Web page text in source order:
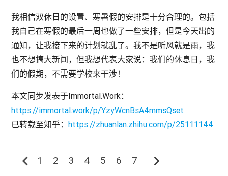
我相信双休日的设置、寒暑假的安排是十分合理的。包括
我自己在寒假的最后一周也做了一些安排，但是今天出的
通知，让我接下来的计划就乱了。我不是听风就是雨，我
也不想搞大新闻，但我想代表大家说：我们的休息日，我
们的假期，不需要学校来干涉！
本文同步发表于Immortal.Work：
https://immortal.work/p/YzyWcnBsA4mmsQset
已转载至知乎：https://zhuanlan.zhihu.com/p/25111144
chevron_left 1 2 3 4 5 6 7 chevron_right